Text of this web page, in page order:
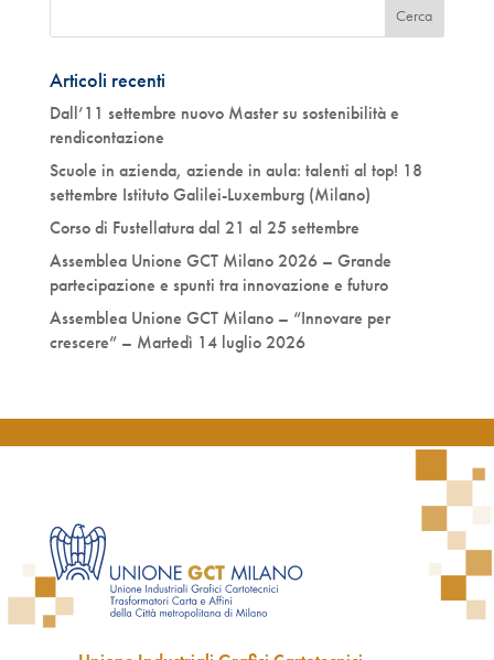
Articoli recenti
Dall’11 settembre nuovo Master su sostenibilità e
rendicontazione
Scuole in azienda, aziende in aula: talenti al top! 18
settembre Istituto Galilei-Luxemburg (Milano)
Corso di Fustellatura dal 21 al 25 settembre
Assemblea Unione GCT Milano 2026 – Grande
partecipazione e spunti tra innovazione e futuro
Assemblea Unione GCT Milano – “Innovare per
crescere” – Martedì 14 luglio 2026